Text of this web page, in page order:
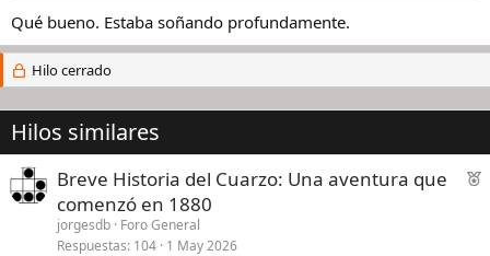
Qué bueno. Estaba soñando profundamente.
Hilo cerrado
Hilos similares
F
Breve Historia del Cuarzo: Una aventura que
comenzó en 1880
jorgesdb Foro General
Respuestas 104 1 May 2026